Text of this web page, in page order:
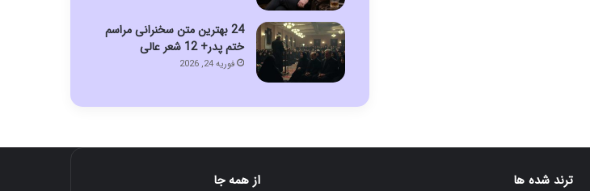
24 بهترین متن سخنرانی مراسم
ختم پدر+ 12 شعر عالی
فوریه 24, 2026
ترند شده ها از همه جا